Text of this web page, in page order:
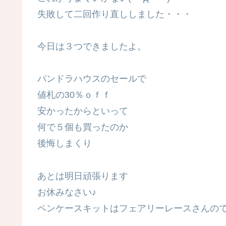
失敗して二回作り直ししました・・・
今日は３つできましたよ。
パンドラハウスのセールで
値札の30％ｏｆｆ
安かったからといって
何で５個も買ったのか
後悔しまくり
あとは明日頑張ります
お休みなさい♪
ペンケースキットはフェアリーレースさんの